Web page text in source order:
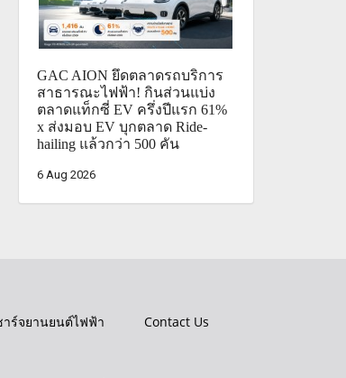
GAC AION ยึดตลาดรถบริการ
สาธารณะไฟฟ้า! กินส่วนแบ่ง
ตลาดแท็กซี่ EV ครึ่งปีแรก 61%
x ส่งมอบ EV บุกตลาด Ride-
hailing แล้วกว่า 500 คัน
6 Aug 2026
ร์จยานยนต์ไฟฟ้า
Contact Us